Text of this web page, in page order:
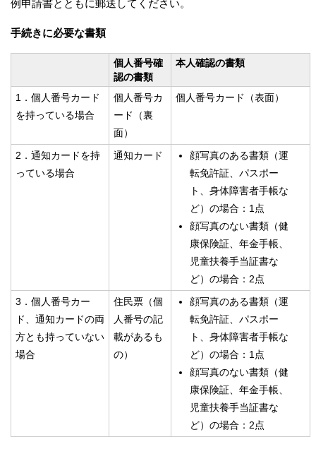
例申請書とともに郵送してください。
手続きに必要な書類
個人番号確
認の書類
本人確認の書類
1．個人番号カード
を持っている場合
個人番号カ
ード（裏
面）
個人番号カード（表面）
2．通知カードを持
っている場合
通知カード
顔写真のある書類（運
転免許証、パスポー
ト、身体障害者手帳な
ど）の場合：1点
顔写真のない書類（健
康保険証、年金手帳、
児童扶養手当証書な
ど）の場合：2点
3．個人番号カー
ド、通知カードの両
方とも持っていない
場合
住民票（個
人番号の記
載があるも
の）
顔写真のある書類（運
転免許証、パスポー
ト、身体障害者手帳な
ど）の場合：1点
顔写真のない書類（健
康保険証、年金手帳、
児童扶養手当証書な
ど）の場合：2点